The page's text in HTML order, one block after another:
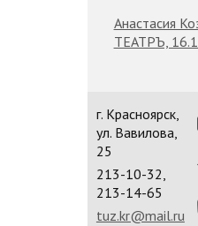
Анастасия
ТЕАТРЪ,
г. Красноярск,
ул. Вавилова,
25
213-10-32,
213-14-65
tuz.kr@mail.ru